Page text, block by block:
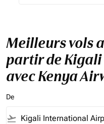
Meilleurs vols
partir de
avec Kenya
De
flight_takeoff